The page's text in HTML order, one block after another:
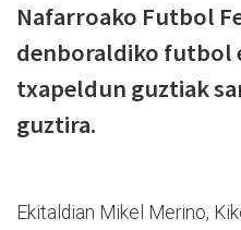
Nafarroako Futbol
denboraldiko futbol
txapeldun guztiak
guztira.
Ekitaldian Mikel Merino,